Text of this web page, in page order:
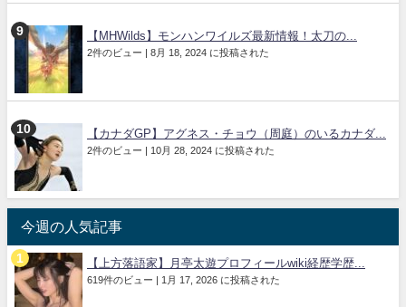
【MHWilds】モンハンワイルズ最新情報！太刀の...
2件のビュー | 8月 18, 2024 に投稿された
【カナダGP】アグネス・チョウ（周庭）のいるカナダ...
2件のビュー | 10月 28, 2024 に投稿された
今週の人気記事
【上方落語家】月亭太遊プロフィールwiki経歴学歴...
619件のビュー | 1月 17, 2026 に投稿された